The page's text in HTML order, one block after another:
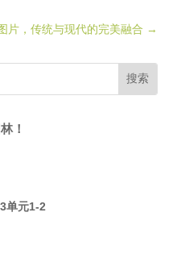
片，传统与现代的完美融合 →
！
单元1-2